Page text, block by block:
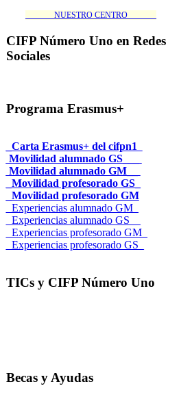
_______NUESTRO CENTRO_______
CIFP Número Uno en Redes
Sociales
Programa Erasmus+
_Carta Erasmus+ del cifpn1
Movilidad alumnado GS___
Movilidad alumnado GM__
_Movilidad profesorado GS_
_Movilidad profesorado GM
_Experiencias alumnado GM_
_Experiencias alumnado GS__
_Experiencias profesorado GM_
_Experiencias profesorado GS_
TICs y CIFP Número Uno
Becas y Ayudas